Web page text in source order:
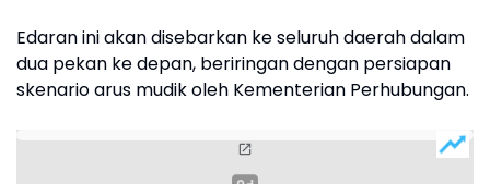
Edaran ini akan disebarkan ke seluruh daerah dalam
dua pekan ke depan, beriringan dengan persiapan
skenario arus mudik oleh Kementerian Perhubungan.